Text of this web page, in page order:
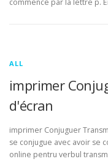
commence par la lettre p.
ALL
imprimer
d'écran
imprimer Conjuguer
se conjugue avec avoir se
online pentru verbul